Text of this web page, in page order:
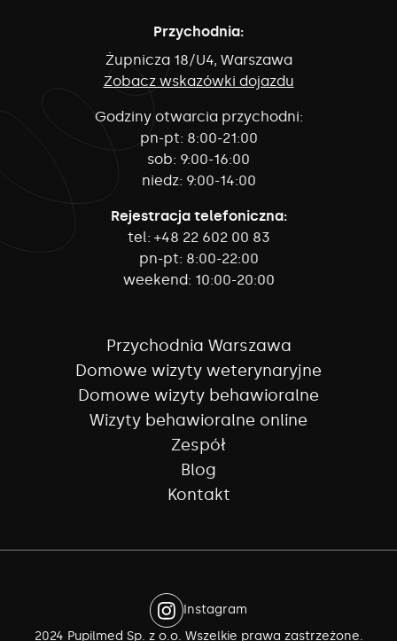
Przychodnia:
Żupnicza 18/U4, Warszawa
Zobacz wskazówki dojazdu
Godziny otwarcia przychodni:
pn-pt: 8:00-21:00
sob: 9:00-16:00
niedz: 9:00-14:00
Rejestracja telefoniczna:
tel: +48 22 602 00 83
pn-pt: 8:00-22:00
weekend: 10:00-20:00
Przychodnia Warszawa
Domowe wizyty weterynaryjne
Domowe wizyty behawioralne
Wizyty behawioralne online
Zespół
Blog
Kontakt
Instagram
2024 Pupilmed Sp. z o.o. Wszelkie prawa zastrzeżone.